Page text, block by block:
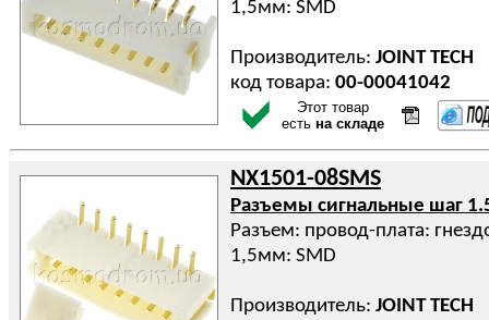
1,5мм: SMD
Производитель: JOINT TECH
код товара: 00-00041042
Этот товар
есть на складе
NX1501-08SMS
Разъемы сигнальные шаг
Разъем: провод-плата:
1,5мм: SMD
Производитель: JOINT TECH